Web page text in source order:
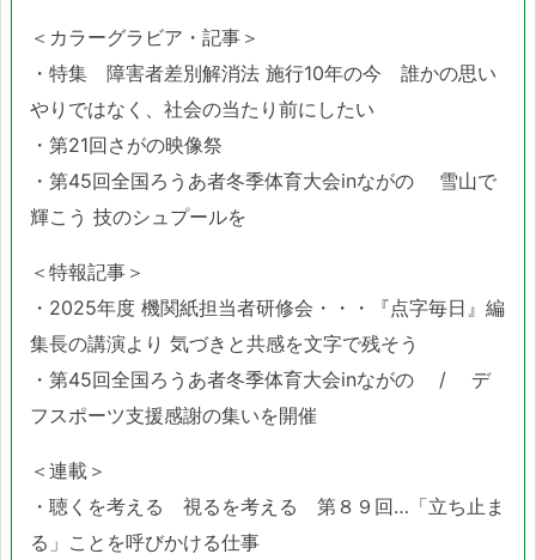
＜カラーグラビア・記事＞
・特集 障害者差別解消法 施行10年の今 誰かの思い
やりではなく、社会の当たり前にしたい
・第21回さがの映像祭
・第45回全国ろうあ者冬季体育大会inながの 雪山で
輝こう 技のシュプールを
＜特報記事＞
・2025年度 機関紙担当者研修会・・・『点字毎日』編
集長の講演より 気づきと共感を文字で残そう
・第45回全国ろうあ者冬季体育大会inながの / デ
フスポーツ支援感謝の集いを開催
＜連載＞
・聴くを考える 視るを考える 第８９回…「立ち止ま
る」ことを呼びかける仕事